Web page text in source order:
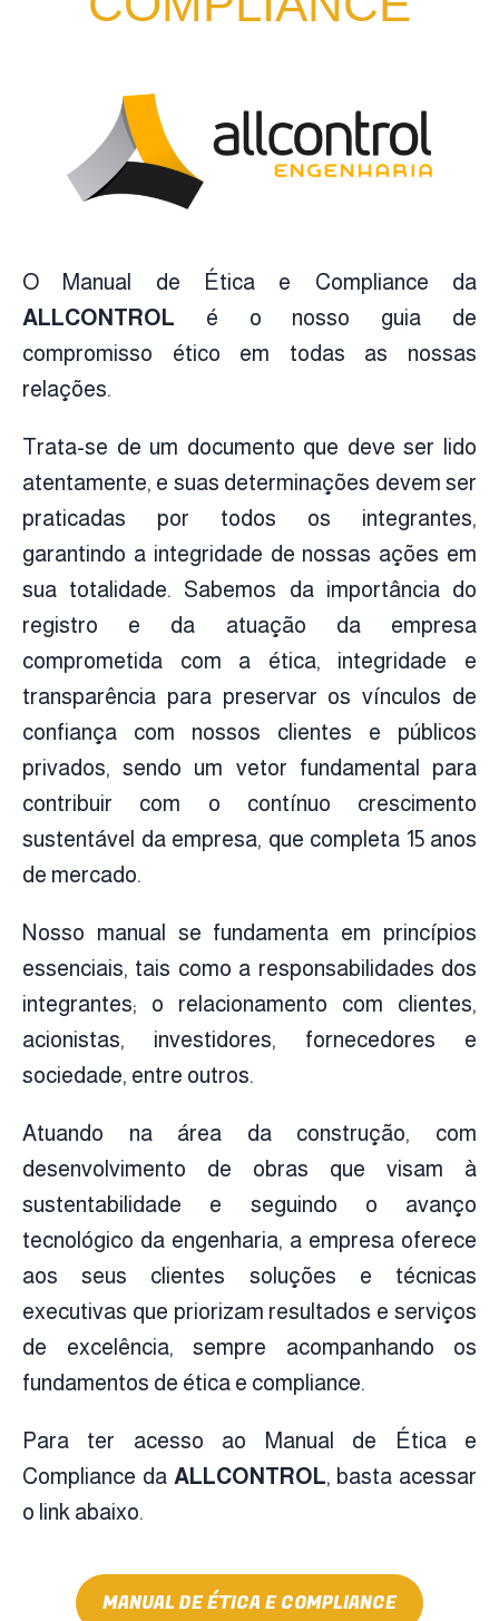
O Manual de Ética e Compliance da
ALLCONTROL é o nosso guia de
compromisso ético em todas as nossas
relações.
Trata-se de um documento que deve ser lido
atentamente, e suas determinações devem ser
praticadas por todos os integrantes,
garantindo a integridade de nossas ações em
sua totalidade. Sabemos da importância do
registro e da atuação da empresa
comprometida com a ética, integridade e
transparência para preservar os vínculos de
confiança com nossos clientes e públicos
privados, sendo um vetor fundamental para
contribuir com o contínuo crescimento
sustentável da empresa, que completa 15 anos
de mercado.
Nosso manual se fundamenta em princípios
essenciais, tais como a responsabilidades dos
integrantes; o relacionamento com clientes,
acionistas, investidores, fornecedores e
sociedade, entre outros.
Atuando na área da construção, com
desenvolvimento de obras que visam à
sustentabilidade e seguindo o avanço
tecnológico da engenharia, a empresa oferece
aos seus clientes soluções e técnicas
executivas que priorizam resultados e serviços
de excelência, sempre acompanhando os
fundamentos de ética e compliance.
Para ter acesso ao Manual de Ética e
Compliance da ALLCONTROL, basta acessar
o link abaixo.
MANUAL DE ÉTICA E COMPLIANCE